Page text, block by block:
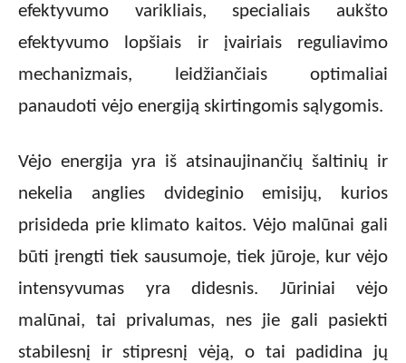
efektyvumo varikliais, specialiais aukšto
efektyvumo lopšiais ir įvairiais reguliavimo
mechanizmais, leidžiančiais optimaliai
panaudoti vėjo energiją skirtingomis sąlygomis.
Vėjo energija yra iš atsinaujinančių šaltinių ir
nekelia anglies dvideginio emisijų, kurios
prisideda prie klimato kaitos. Vėjo malūnai gali
būti įrengti tiek sausumoje, tiek jūroje, kur vėjo
intensyvumas yra didesnis. Jūriniai vėjo
malūnai, tai privalumas, nes jie gali pasiekti
stabilesnį ir stipresnį vėją, o tai padidina jų